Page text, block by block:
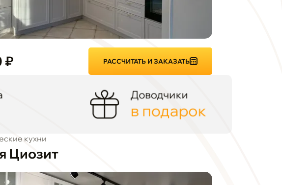
₽ РАССЧИТАТЬ И ЗАКАЗАТЬ
Доводчики
в подарок
кухни
Циозит